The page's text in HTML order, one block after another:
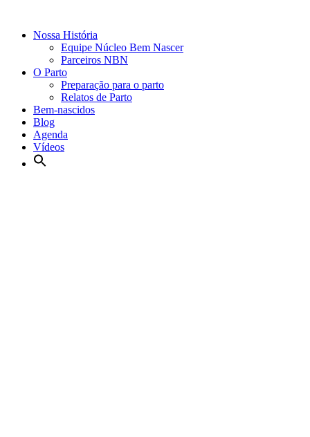
Nossa História
Equipe Núcleo Bem Nascer
Parceiros NBN
O Parto
Preparação para o parto
Relatos de Parto
Bem-nascidos
Blog
Agenda
Vídeos